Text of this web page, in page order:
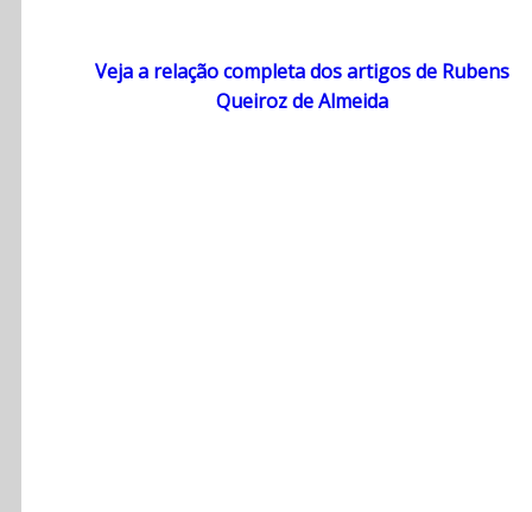
Veja a relação completa dos artigos de Rubens
Queiroz de Almeida